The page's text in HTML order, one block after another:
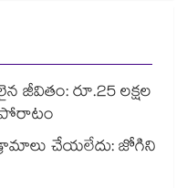
జీవితం: రూ.25 లక్షల
పోరాటం
చేయలేదు: జోగిని